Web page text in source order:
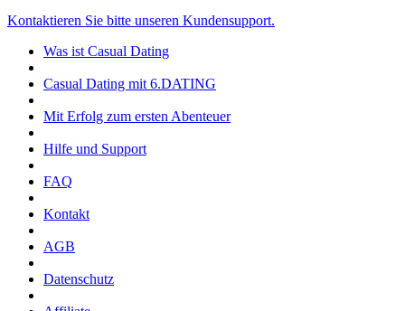
Kontaktieren Sie bitte unseren Kundensupport.
Was ist Casual Dating
Casual Dating mit 6.DATING
Mit Erfolg zum ersten Abenteuer
Hilfe und Support
FAQ
Kontakt
AGB
Datenschutz